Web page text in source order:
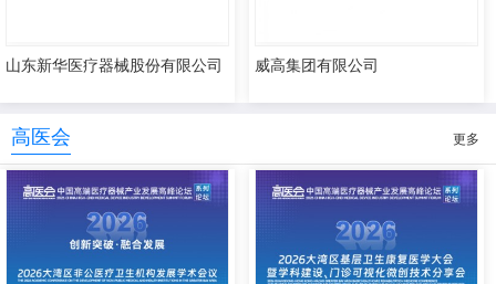
山东新华医疗器械股份有限公司 威高集团有限公司
高医会 更多